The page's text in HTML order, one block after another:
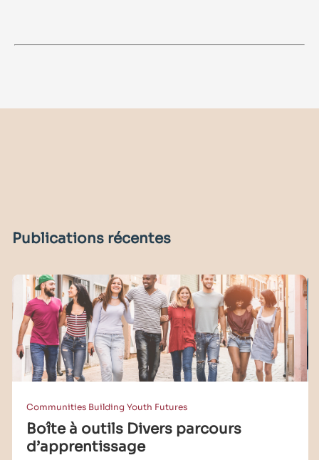
Publications récentes
Communities Building Youth Futures
Boîte à outils Divers parcours
d’apprentissage